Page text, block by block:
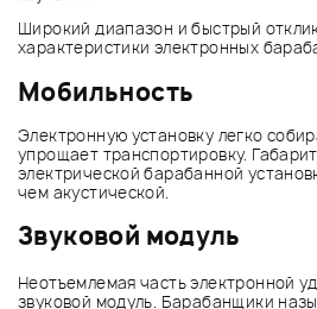
Широкий диапазон и быстрый
характеристики электронных
Мобильность
Электронную установку легко
упрощает транспортировку.
электрической барабанной
чем акустической.
Звуковой модуль
Неотъемлемая часть электронной
звуковой модуль. Барабанщики